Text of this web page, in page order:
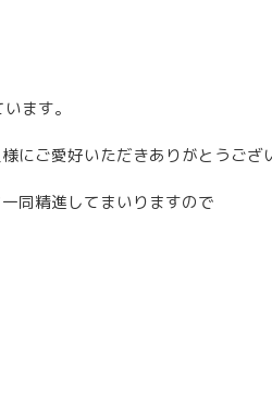
ます。
にご愛好いただきありがとうござ
同精進してまいりますので